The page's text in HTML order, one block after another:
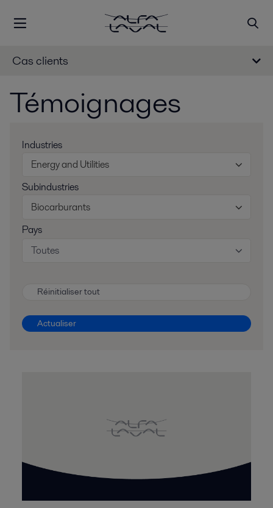
Cas clients
Témoignages
Industries
Energy and Utilities
Subindustries
Biocarburants
Pays
Toutes
Réinitialiser tout
Actualiser